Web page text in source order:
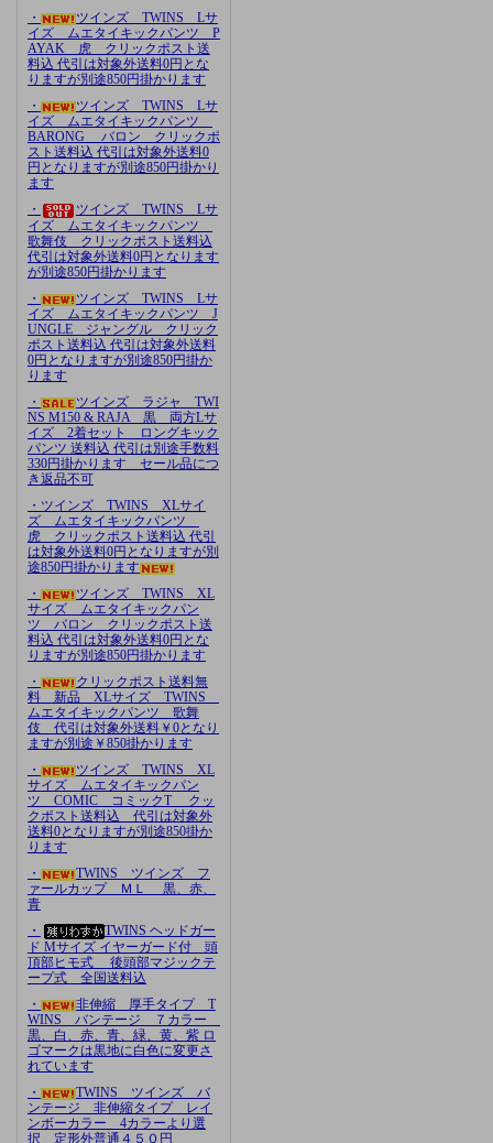
・
ツインズ TWINS Lサ
イズ ムエタイキックパンツ P
AYAK 虎 クリックポスト送
料込 代引は対象外送料0円とな
りますが別途850円掛かります
・
ツインズ TWINS Lサ
イズ ムエタイキックパンツ
BARONG バロン クリックポ
スト送料込 代引は対象外送料0
円となりますが別途850円掛かり
ます
・
ツインズ TWINS Lサ
イズ ムエタイキックパンツ
歌舞伎 クリックポスト送料込
代引は対象外送料0円となります
が別途850円掛かります
・
ツインズ TWINS Lサ
イズ ムエタイキックパンツ J
UNGLE ジャングル クリック
ポスト送料込 代引は対象外送料
0円となりますが別途850円掛か
ります
・
ツインズ ラジャ TWI
NS M150 & RAJA 黒 両方Lサ
イズ 2着セット ロングキック
パンツ 送料込 代引は別途手数料
330円掛かります セール品につ
き返品不可
・ツインズ TWINS XLサイ
ズ ムエタイキックパンツ
虎 クリックポスト送料込 代引
は対象外送料0円となりますが別
途850円掛かります
・
ツインズ TWINS XL
サイズ ムエタイキックパン
ツ バロン クリックポスト送
料込 代引は対象外送料0円とな
りますが別途850円掛かります
・
クリックポスト送料無
料 新品 XLサイズ TWINS
ムエタイキックパンツ 歌舞
伎 代引は対象外送料￥0となり
ますが別途￥850掛かります
・
ツインズ TWINS XL
サイズ ムエタイキックパン
ツ COMIC コミックT クッ
クポスト送料込 代引は対象外
送料0となりますが別途850掛か
ります
・
TWINS ツインズ フ
ァールカップ ＭＬ 黒、赤、
青
・
TWINS ヘッドガー
ド Mサイズ イヤーガード付 頭
頂部ヒモ式 後頭部マジックテ
ープ式 全国送料込
・
非伸縮 厚手タイプ T
WINS バンテージ ７カラー
黒、白、赤、青、緑、黄、紫 ロ
ゴマークは黒地に白色に変更さ
れています
・
TWINS ツインズ バ
ンテージ 非伸縮タイプ レイ
ンボーカラー 4カラーより選
択 定形外普通４５０円